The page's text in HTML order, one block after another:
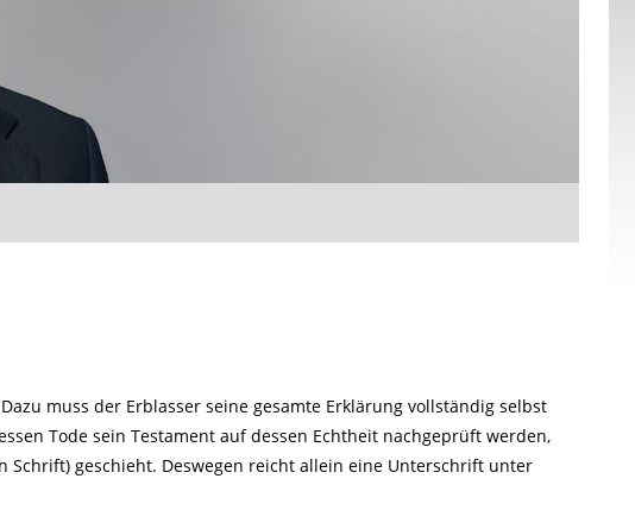
muss der Erblasser seine gesamte Erklärung vollständig selbst
Tode sein Testament auf dessen Echtheit nachgeprüft werden,
geschieht. Deswegen reicht allein eine Unterschrift unter